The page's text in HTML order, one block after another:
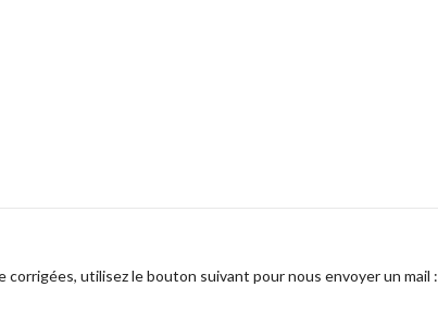
utilisez le bouton suivant pour nous envoyer un mail :